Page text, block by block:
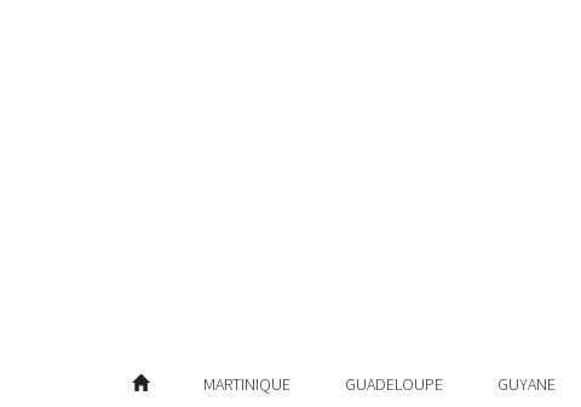
MARTINIQUE GUADELOUPE GUYANE